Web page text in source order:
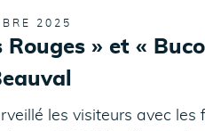
2025
Rouges » et «
les visiteurs avec